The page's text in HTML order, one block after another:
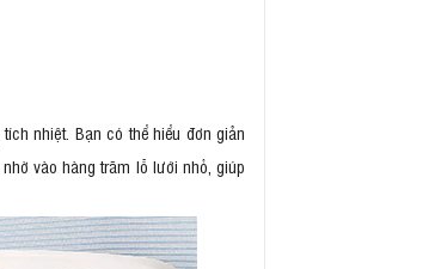
nhiệt. Bạn có thể hiểu đơn giản
vào hàng trăm lỗ lưới nhỏ, giúp